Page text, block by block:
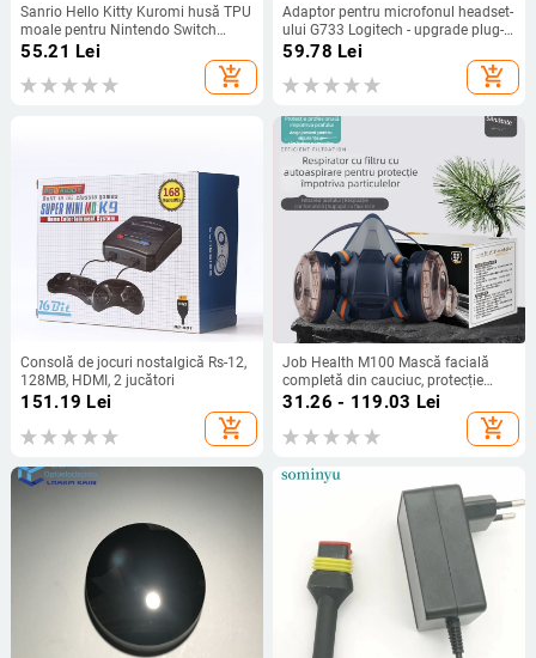
Sanrio Hello Kitty Kuromi husă TPU
moale pentru Nintendo Switch
OLED, roz
55.21 Lei
add_shopping_cart
Adaptor pentru microfonul headset-
ului G733 Logitech - upgrade plug-
and-play
59.78 Lei
add_shopping_cart
Consolă de jocuri nostalgică Rs-12,
128MB, HDMI, 2 jucători
151.19 Lei
add_shopping_cart
Job Health M100 Mască facială
completă din cauciuc, protecție
împotriva prafului industrial, pentru
respirabilă
31.26 - 119.03 Lei
add_shopping_cart